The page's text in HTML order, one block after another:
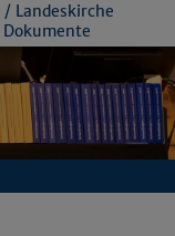
Landeskirche
Dokumente